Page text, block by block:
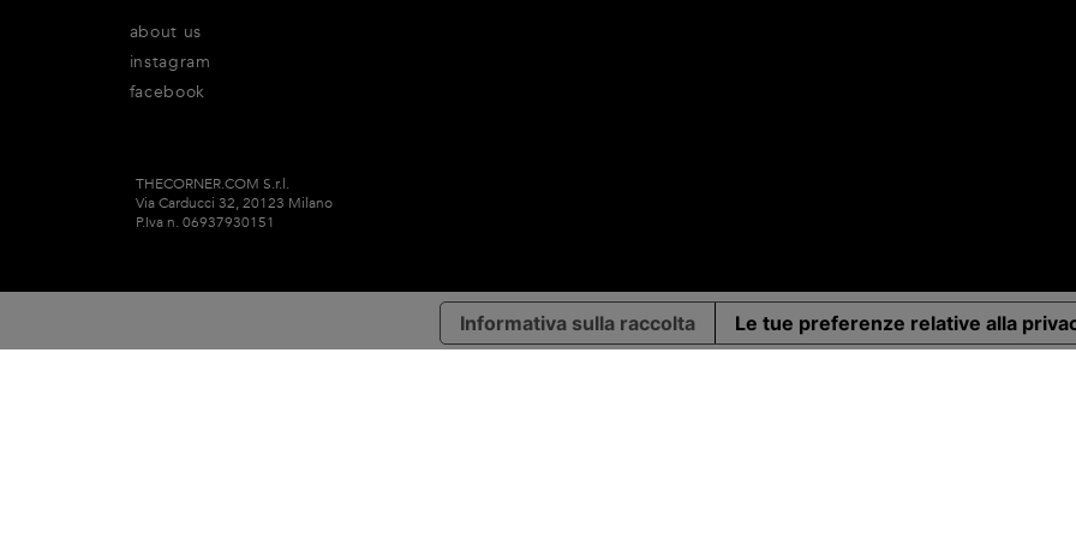
about us
instagram
facebook
THECORNER.COM S.r.l.
Via Carducci 32, 20123 Milano
P.Iva n. 06937930151
Informativa sulla raccolta Le tue preferenze relative alla